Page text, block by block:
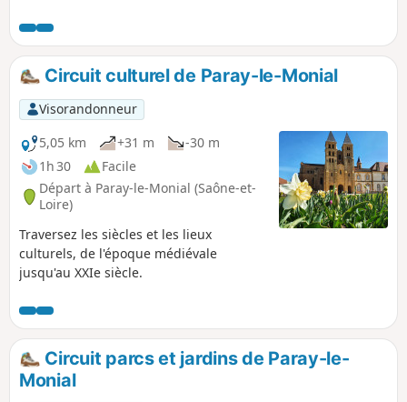
Circuit culturel de Paray-le-Monial
Visorandonneur
5,05 km
+31 m
-30 m
1h 30
Facile
Départ à Paray-le-Monial (Saône-et-
Loire)
Traversez les siècles et les lieux
culturels, de l'époque médiévale
jusqu'au XXIe siècle.
Circuit parcs et jardins de Paray-le-
Monial